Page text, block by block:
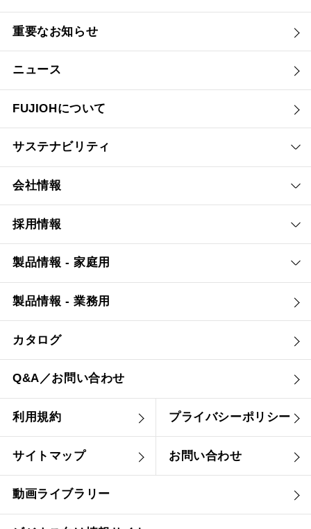
重要なお知らせ
ニュース
FUJIOHについて
サステナビリティ
会社情報
採用情報
製品情報 - 家庭用
製品情報 - 業務用
カタログ
Q&A／お問い合わせ
利用規約 プライバシーポリシー
サイトマップ お問い合わせ
動画ライブラリー